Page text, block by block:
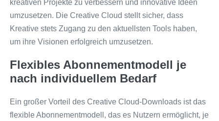
kreativen Projekte zu verbessern und innovative Ideen
umzusetzen. Die Creative Cloud stellt sicher, dass
Kreative stets Zugang zu den aktuellsten Tools haben,
um ihre Visionen erfolgreich umzusetzen.
Flexibles Abonnementmodell je
nach individuellem Bedarf
Ein großer Vorteil des Creative Cloud-Downloads ist das
flexible Abonnementmodell, das es Nutzern ermöglicht, je